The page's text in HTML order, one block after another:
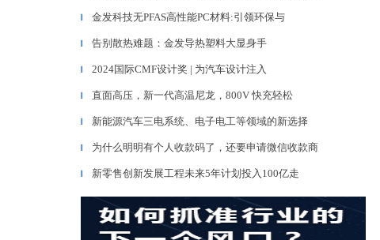
▎ 金发科技无PFAS高性能PC材料:引领环保与
▎ 告别散热难题：金发导热塑料大显身手
▎ 2024国际CMF设计奖 | 为汽车设计注入
▎ 直面高压，新一代高温尼龙，800V 快充轻松
▎ 新能源汽车三电系统、电子电工等领域的新选择
▎ 为什么明明有个人收款码了，还要申请微信收款商
▎ 新零售创新发展工程未来5年计划投入100亿走